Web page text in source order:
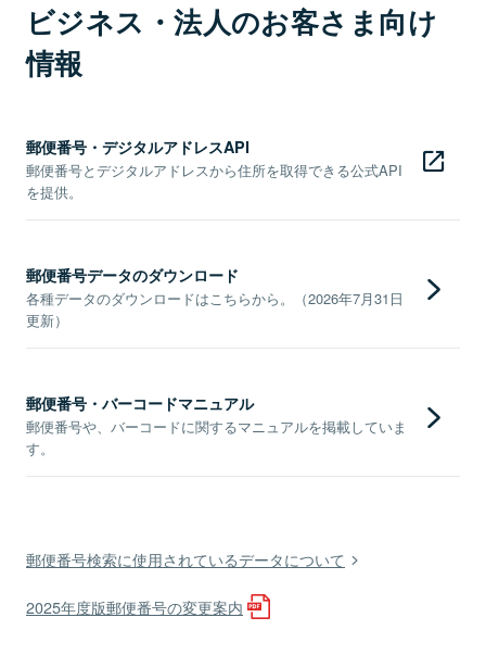
ビジネス・法人のお客さま向け
情報
郵便番号・デジタルアドレスAPI
郵便番号とデジタルアドレスから住所を取得できる公式API
を提供。
郵便番号データのダウンロード
各種データのダウンロードはこちらから。（2026年7月31日
更新）
郵便番号・バーコードマニュアル
郵便番号や、バーコードに関するマニュアルを掲載していま
す。
郵便番号検索に使用されているデータについて
2025年度版郵便番号の変更案内